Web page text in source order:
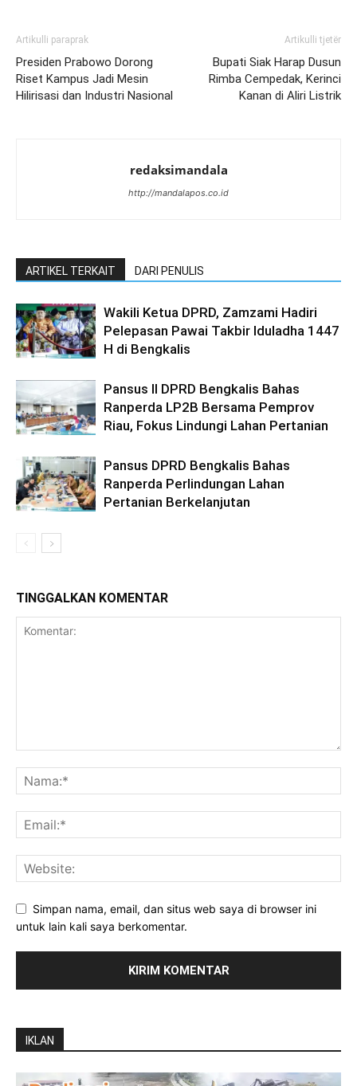
Artikulli paraprak
Presiden Prabowo Dorong
Riset Kampus Jadi Mesin
Hilirisasi dan Industri Nasional
Artikulli tjetër
Bupati Siak Harap Dusun
Rimba Cempedak, Kerinci
Kanan di Aliri Listrik
redaksimandala
http://mandalapos.co.id
ARTIKEL TERKAIT DARI PENULIS
Wakili Ketua DPRD, Zamzami Hadiri
Pelepasan Pawai Takbir Iduladha 1447
H di Bengkalis
Pansus II DPRD Bengkalis Bahas
Ranperda LP2B Bersama Pemprov
Riau, Fokus Lindungi Lahan Pertanian
Pansus DPRD Bengkalis Bahas
Ranperda Perlindungan Lahan
Pertanian Berkelanjutan
TINGGALKAN KOMENTAR
Simpan nama, email, dan situs web saya di browser ini
untuk lain kali saya berkomentar.
IKLAN